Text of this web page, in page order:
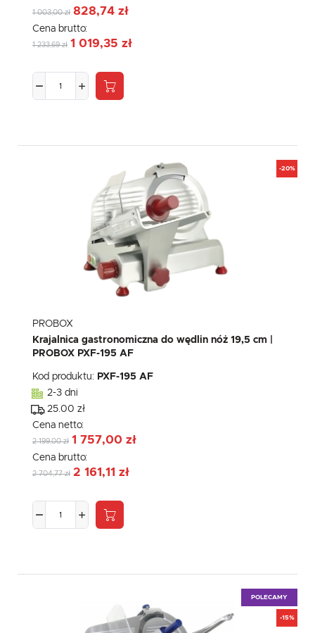
1 003,00 zł 828,74 zł
Cena brutto:
1 233,69 zł 1 019,35 zł
-20%
PROBOX
Krajalnica gastronomiczna do wędlin nóż 19,5 cm |
PROBOX PXF-195 AF
Kod produktu: PXF-195 AF
2-3 dni
25.00 zł
Cena netto:
2 199,00 zł 1 757,00 zł
Cena brutto:
2 704,77 zł 2 161,11 zł
POLECAMY
-15%